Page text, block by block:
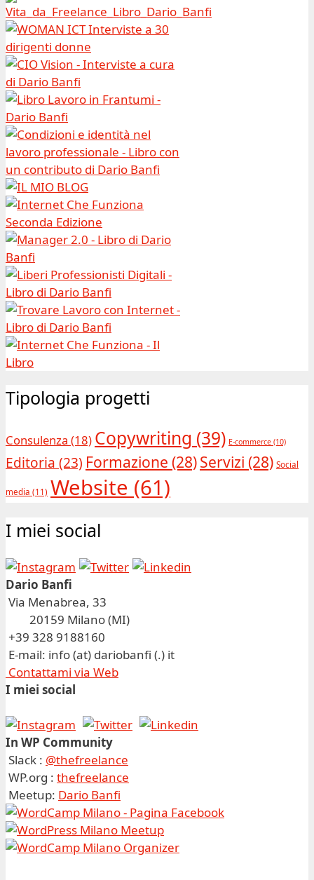
Tipologia progetti
Consulenza (18) Copywriting (39) E-commerce (10)
Editoria (23) Formazione (28)Servizi (28) Social
media (11) Website (61)
I miei social
Dario Banfi
Via Menabrea, 33
20159 Milano (MI)
+39 328 9188160
E-mail: info (at) dariobanfi (.) it
Contattami via Web
I miei social
In WP Community
Slack : @thefreelance
WP.org : thefreelance
Meetup: Dario Banfi